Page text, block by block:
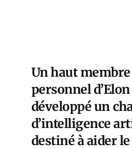
Un haut
personnel
développé un
d’intelligence
destiné à aider le